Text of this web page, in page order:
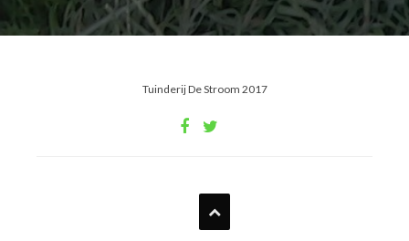
Tuinderij De Stroom 2017